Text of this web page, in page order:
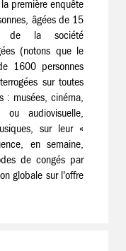
première enquête
âgées de 15
de la société
(notons que le
1600 personnes
sur toutes
: musées, cinéma,
audiovisuelle,
sur leur «
en semaine,
de congés par
globale sur l'offre